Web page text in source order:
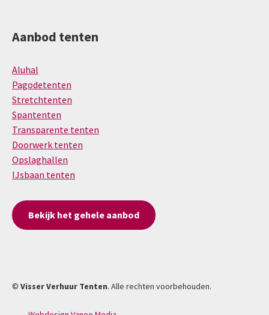
Aanbod tenten
Aluhal
Pagodetenten
Stretchtenten
Spantenten
Transparente tenten
Doorwerk tenten
Opslaghallen
IJsbaan tenten
Bekijk het gehele aanbod
© Visser Verhuur Tenten. Alle rechten voorbehouden.